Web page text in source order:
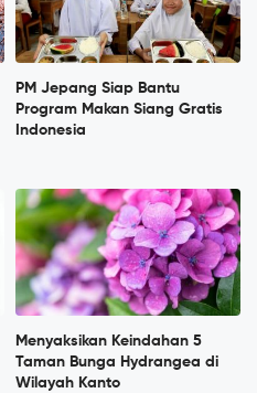
PM Jepang Siap Bantu
Program Makan Siang Gratis
Indonesia
Menyaksikan Keindahan 5
Taman Bunga Hydrangea di
Wilayah Kanto